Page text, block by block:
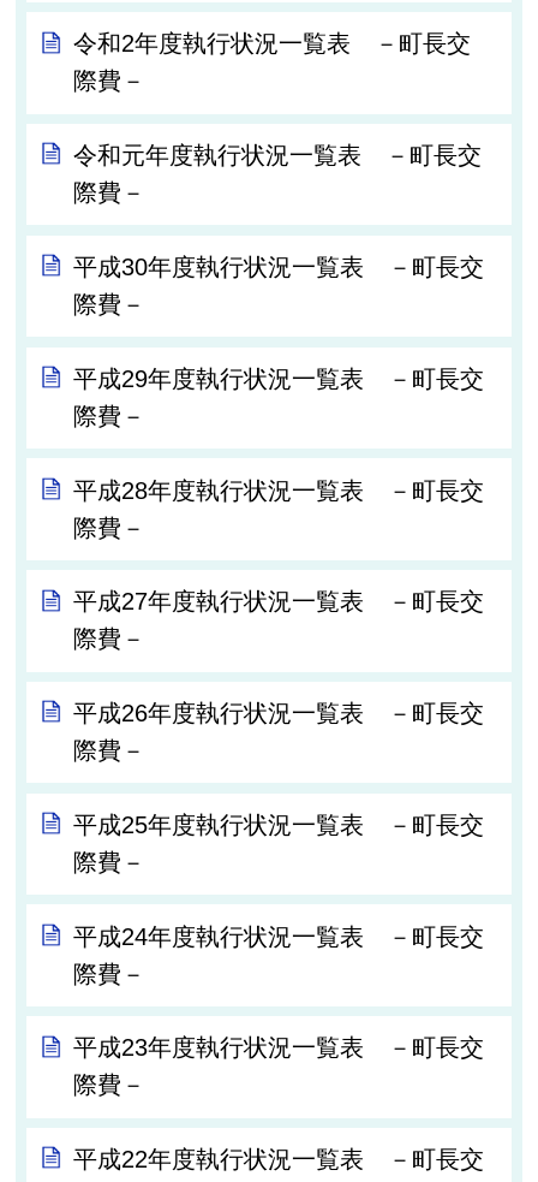
令和2年度執行状況一覧表 －町長交
際費－
令和元年度執行状況一覧表 －町長交
際費－
平成30年度執行状況一覧表 －町長交
際費－
平成29年度執行状況一覧表 －町長交
際費－
平成28年度執行状況一覧表 －町長交
際費－
平成27年度執行状況一覧表 －町長交
際費－
平成26年度執行状況一覧表 －町長交
際費－
平成25年度執行状況一覧表 －町長交
際費－
平成24年度執行状況一覧表 －町長交
際費－
平成23年度執行状況一覧表 －町長交
際費－
平成22年度執行状況一覧表 －町長交